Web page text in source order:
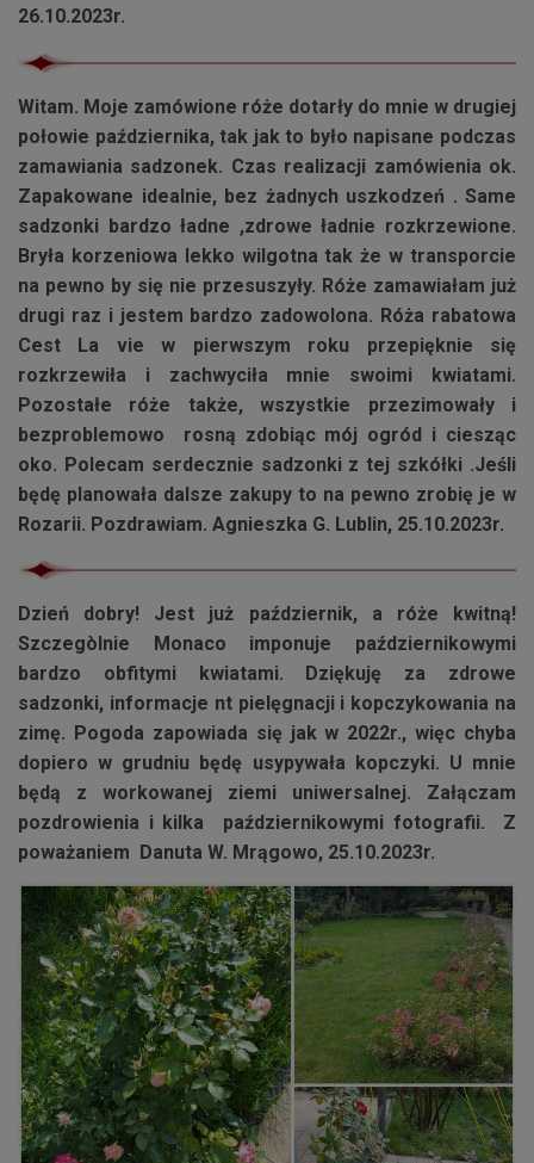
26.10.2023r.
Witam. Moje zamówione róże dotarły do mnie w drugiej
połowie października, tak jak to było napisane podczas
zamawiania sadzonek. Czas realizacji zamówienia ok.
Zapakowane idealnie, bez żadnych uszkodzeń . Same
sadzonki bardzo ładne ,zdrowe ładnie rozkrzewione.
Bryła korzeniowa lekko wilgotna tak że w transporcie
na pewno by się nie przesuszyły. Róże zamawiałam już
drugi raz i jestem bardzo zadowolona. Róża rabatowa
Cest La vie w pierwszym roku przepięknie się
rozkrzewiła i zachwyciła mnie swoimi kwiatami.
Pozostałe róże także, wszystkie przezimowały i
bezproblemowo rosną zdobiąc mój ogród i ciesząc
oko. Polecam serdecznie sadzonki z tej szkółki .Jeśli
będę planowała dalsze zakupy to na pewno zrobię je w
Rozarii. Pozdrawiam. Agnieszka G. Lublin, 25.10.2023r.
Dzień dobry! Jest już październik, a róże kwitną!
Szczegòlnie Monaco imponuje październikowymi
bardzo obfitymi kwiatami. Dziękuję za zdrowe
sadzonki, informacje nt pielęgnacji i kopczykowania na
zimę. Pogoda zapowiada się jak w 2022r., więc chyba
dopiero w grudniu będę usypywała kopczyki. U mnie
będą z workowanej ziemi uniwersalnej. Załączam
pozdrowienia i kilka październikowymi fotografii. Z
poważaniem Danuta W. Mrągowo, 25.10.2023r.